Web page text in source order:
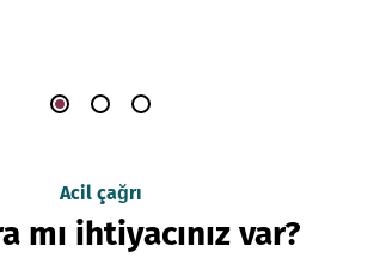
Acil çağrı
mı ihtiyacınız var?